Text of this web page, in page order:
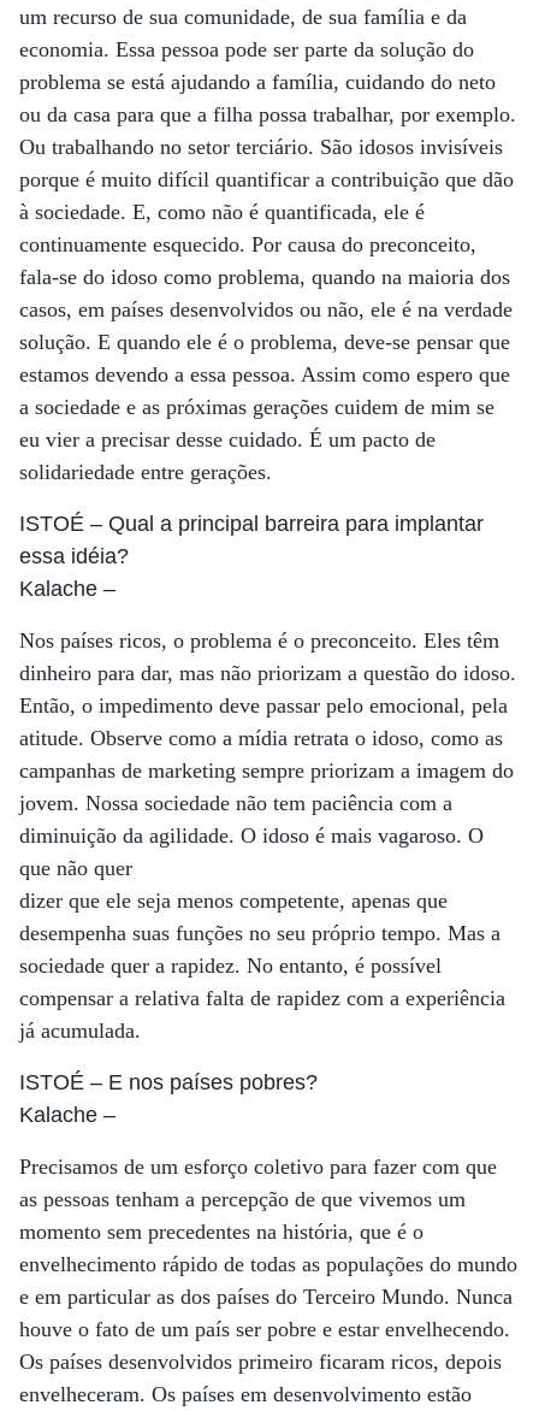
um recurso de sua comunidade, de sua família e da
economia. Essa pessoa pode ser parte da solução do
problema se está ajudando a família, cuidando do neto
ou da casa para que a filha possa trabalhar, por exemplo.
Ou trabalhando no setor terciário. São idosos invisíveis
porque é muito difícil quantificar a contribuição que dão
à sociedade. E, como não é quantificada, ele é
continuamente esquecido. Por causa do preconceito,
fala-se do idoso como problema, quando na maioria dos
casos, em países desenvolvidos ou não, ele é na verdade
solução. E quando ele é o problema, deve-se pensar que
estamos devendo a essa pessoa. Assim como espero que
a sociedade e as próximas gerações cuidem de mim se
eu vier a precisar desse cuidado. É um pacto de
solidariedade entre gerações.
ISTOÉ – Qual a principal barreira para implantar
essa idéia?
Kalache –
Nos países ricos, o problema é o preconceito. Eles têm
dinheiro para dar, mas não priorizam a questão do idoso.
Então, o impedimento deve passar pelo emocional, pela
atitude. Observe como a mídia retrata o idoso, como as
campanhas de marketing sempre priorizam a imagem do
jovem. Nossa sociedade não tem paciência com a
diminuição da agilidade. O idoso é mais vagaroso. O
que não quer
dizer que ele seja menos competente, apenas que
desempenha suas funções no seu próprio tempo. Mas a
sociedade quer a rapidez. No entanto, é possível
compensar a relativa falta de rapidez com a experiência
já acumulada.
ISTOÉ – E nos países pobres?
Kalache –
Precisamos de um esforço coletivo para fazer com que
as pessoas tenham a percepção de que vivemos um
momento sem precedentes na história, que é o
envelhecimento rápido de todas as populações do mundo
e em particular as dos países do Terceiro Mundo. Nunca
houve o fato de um país ser pobre e estar envelhecendo.
Os países desenvolvidos primeiro ficaram ricos, depois
envelheceram. Os países em desenvolvimento estão